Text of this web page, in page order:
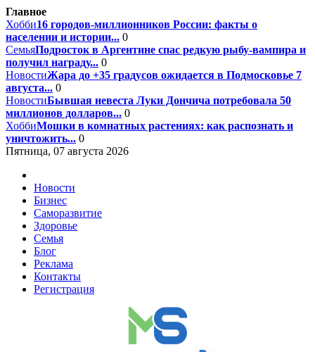
Главное
Хобби16 городов-миллионников России: факты о
населении и истории... 0
СемьяПодросток в Аргентине спас редкую рыбу-вампира и
получил награду... 0
НовостиЖара до +35 градусов ожидается в Подмосковье 7
августа... 0
НовостиБывшая невеста Луки Дончича потребовала 50
миллионов долларов... 0
ХоббиМошки в комнатных растениях: как распознать и
уничтожить... 0
Пятница, 07 августа 2026
Новости
Бизнес
Саморазвитие
Здоровье
Семья
Блог
Реклама
Контакты
Регистрация